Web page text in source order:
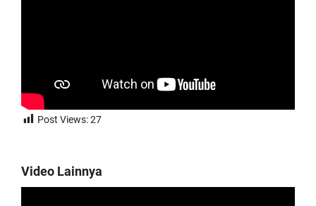
Post Views:27
Video Lainnya